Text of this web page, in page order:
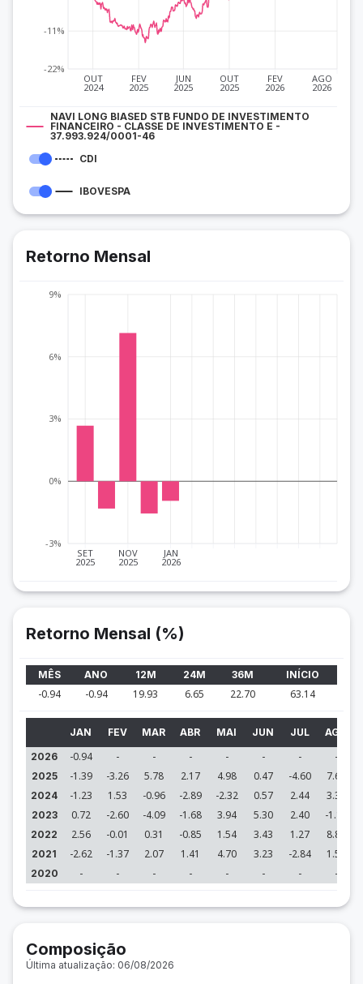
OUT
2024
FEV
2025
JUN
2025
OUT
2025
FEV
2026
AGO
2026
-22%
-11%
NAVI LONG BIASED STB FUNDO DE INVESTIMENTO
FINANCEIRO - CLASSE DE INVESTIMENTO E -
37.993.924/0001-46
CDI
IBOVESPA
Retorno Mensal
SET
2025
NOV
2025
JAN
2026
-3%
0%
3%
6%
9%
Retorno Mensal (%)
MÊS ANO 12M 24M 36M INÍCIO
-0.94 -0.94 19.93 6.65 22.70 63.14
JAN FEV MAR ABR MAI JUN JUL AGO
2026
-0.94 - - - - - - -
2025 -1.39 -3.26 5.78 2.17 4.98 0.47 -4.60 7.68
2024 -1.23 1.53 -0.96 -2.89 -2.32 0.57 2.44 3.30
2023 0.72 -2.60 -4.09 -1.68 3.94 5.30 2.40 -1.14
2022 2.56 -0.01 0.31 -0.85 1.54 3.43 1.27 8.82
2021 -2.62 -1.37 2.07 1.41 4.70 3.23 -2.84 1.53
2020 - - - - - - - -
Composição
Última atualização: 06/08/2026